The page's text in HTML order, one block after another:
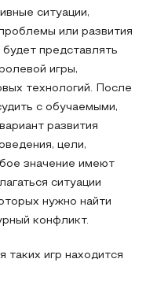
ситуации,
или развития
представлять
игры,
технологий. После
с обучаемыми,
развития
цели,
значение имеют
ситуации
нужно найти
конфликт.
таких игр находится